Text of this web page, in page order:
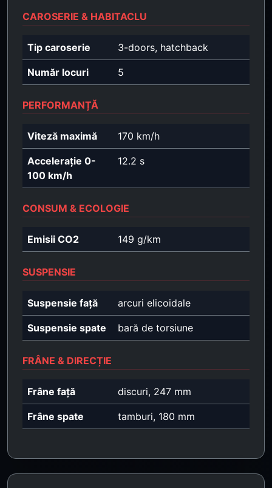
CAROSERIE & HABITACLU
Tip caroserie 3-doors, hatchback
Număr locuri 5
PERFORMANȚĂ
Viteză maximă 170 km/h
Accelerație 0-
100 km/h
12.2 s
CONSUM & ECOLOGIE
Emisii CO2 149 g/km
SUSPENSIE
Suspensie față arcuri elicoidale
Suspensie spate bară de torsiune
FRÂNE & DIRECȚIE
Frâne față discuri, 247 mm
Frâne spate tamburi, 180 mm